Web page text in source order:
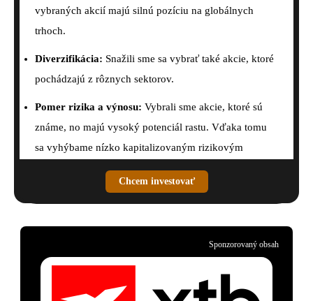
vybraných akcií majú silnú pozíciu na globálnych
trhoch.
Diverzifikácia: Snažili sme sa vybrať také akcie, ktoré
pochádzajú z rôznych sektorov.
Pomer rizika a výnosu: Vybrali sme akcie, ktoré sú
známe, no majú vysoký potenciál rastu. Vďaka tomu
sa vyhýbame nízko kapitalizovaným rizikovým
Chcem investovať
Sponzorovaný obsah